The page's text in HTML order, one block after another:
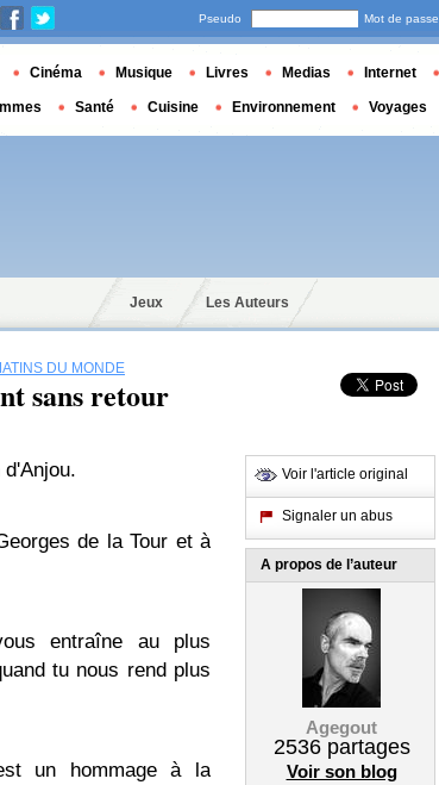
Jeux Les Auteurs
DU MONDE
sans retour
de la Tour et à
entraîne au plus
tu nous rend plus
un hommage à la
Voir l'article original
Signaler un abus
A propos de l’auteur
Agegout
2536partages
Voir son blog
Pseudo Mot de passe
Cinéma Musique Livres Medias Internet
Santé Cuisine Environnement Voyages